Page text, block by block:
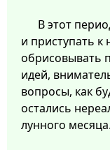
В этот
и приступать
обрисовывать
идей,
вопросы, как
остались
лунного месяца.